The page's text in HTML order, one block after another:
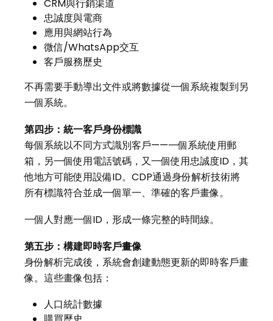
CRM與行銷渠道
忠誠度與電商
應用與網站行為
微信/WhatsApp交互
客戶服務歷史
不再需要手動導出文件或將數據從一個系統複製到另
一個系統。
第四步：統一客戶身份標識
每個系統以不同方式識別客戶——一個系統使用郵
箱，另一個使用電話號碼，又一個使用忠誠度ID，其
他地方可能使用設備ID。CDP通過身份解析技術將
所有標識符合並成一個單一、準確的客戶畫像。
一個人對應一個ID，形成一條完整的時間線。
第五步：構建即時客戶畫像
身份解析完成後，系統會創建動態更新的即時客戶畫
像。這些畫像包括：
人口統計數據